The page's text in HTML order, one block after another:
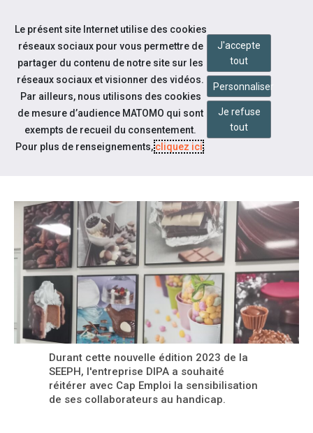
Aller au contenu
Notre actualité
DIPA PERPIGNAN - FIDÉLE À LA
Durant cette nouvelle édition 2023 de la
SEEPH, l'entreprise DIPA a souhaité
réitérer avec Cap Emploi la sensibilisation
de ses collaborateurs au handicap.
Le présent site Internet utilise des cookies
réseaux sociaux pour vous permettre de
partager du contenu de notre site sur les
réseaux sociaux et visionner des vidéos.
Par ailleurs, nous utilisons des cookies
de mesure d’audience MATOMO qui sont
exempts de recueil du consentement.
Pour plus de renseignements,cliquez ici.
J'accepte
tout
Personnaliser
Je refuse
tout